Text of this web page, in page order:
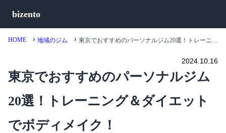
bizento
HOME 地域のジム 東京でおすすめのパーソナルジム20選！トレーニング＆ダイエットでボディメイク！
2024.10.16
東京でおすすめのパーソナルジム
20選！トレーニング＆ダイエット
でボディメイク！